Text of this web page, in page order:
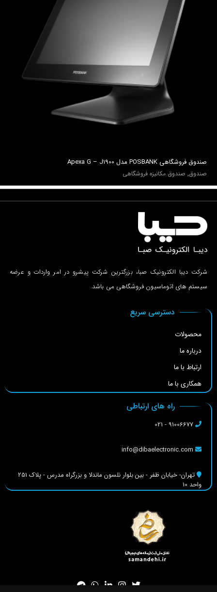
صندوق فروشگاهي POSBANK مدل Apexa G – J1900
صندوق, صندوق مکانیزه فروشگاهی
شرکت دیبا الکترونیک صبا، بزرگترین شرکت پیشرو در امر واردات و عرضه
سیستم های اتوماسیون فروشگاهی می باشد.
دسترسی سریع
محصولات
درباره ما
ارتباط با ما
همکاری با ما
راه های ارتباطی
تهران- خیابان ظفر - بین بلوار نلسون ماندلا و بزرگراه مدرس - پلاک 251
واحد 10